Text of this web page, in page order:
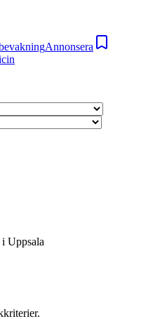
Annonsera
Uppsala